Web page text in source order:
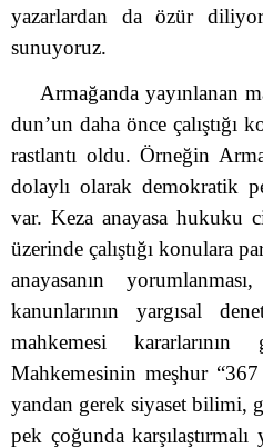
yazarlardan da özür
sunuyoruz.
Armağanda yayınlanan
dun’un daha önce
rastlantı oldu. Örneğin
dolaylı olarak demokratik
var. Keza anayasa hukuku
üzerinde çalıştığı konulara
anayasanın
kanunlarının yargısal
mahkemesi kararlarının
Mahkemesinin meşhur
yandan gerek siyaset bilimi,
pek çoğunda